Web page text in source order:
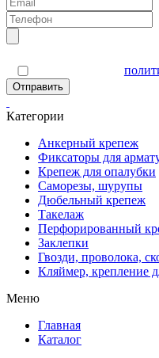
Отправить
Категории
Анкерный крепеж
Фиксаторы для
Крепеж для опалубки
Саморезы, шурупы
Дюбельный крепеж
Такелаж
Перфорированный
Заклепки
Гвозди, проволока,
Кляймер, крепление
Меню
Главная
Каталог